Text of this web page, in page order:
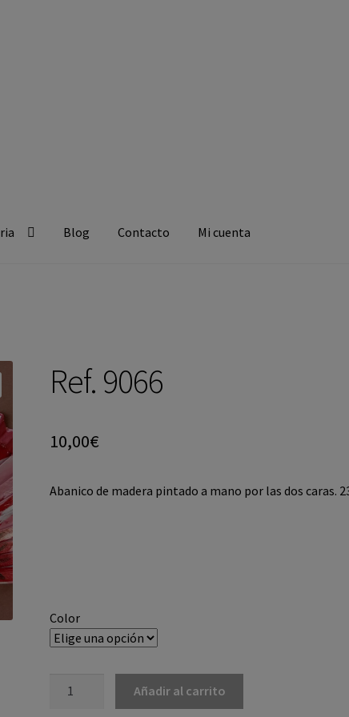
Blog Contacto Mi cuenta
Ref. 9066
10,00€
Abanico de madera pintado a mano por las dos caras.
Color
Añadir al carrito